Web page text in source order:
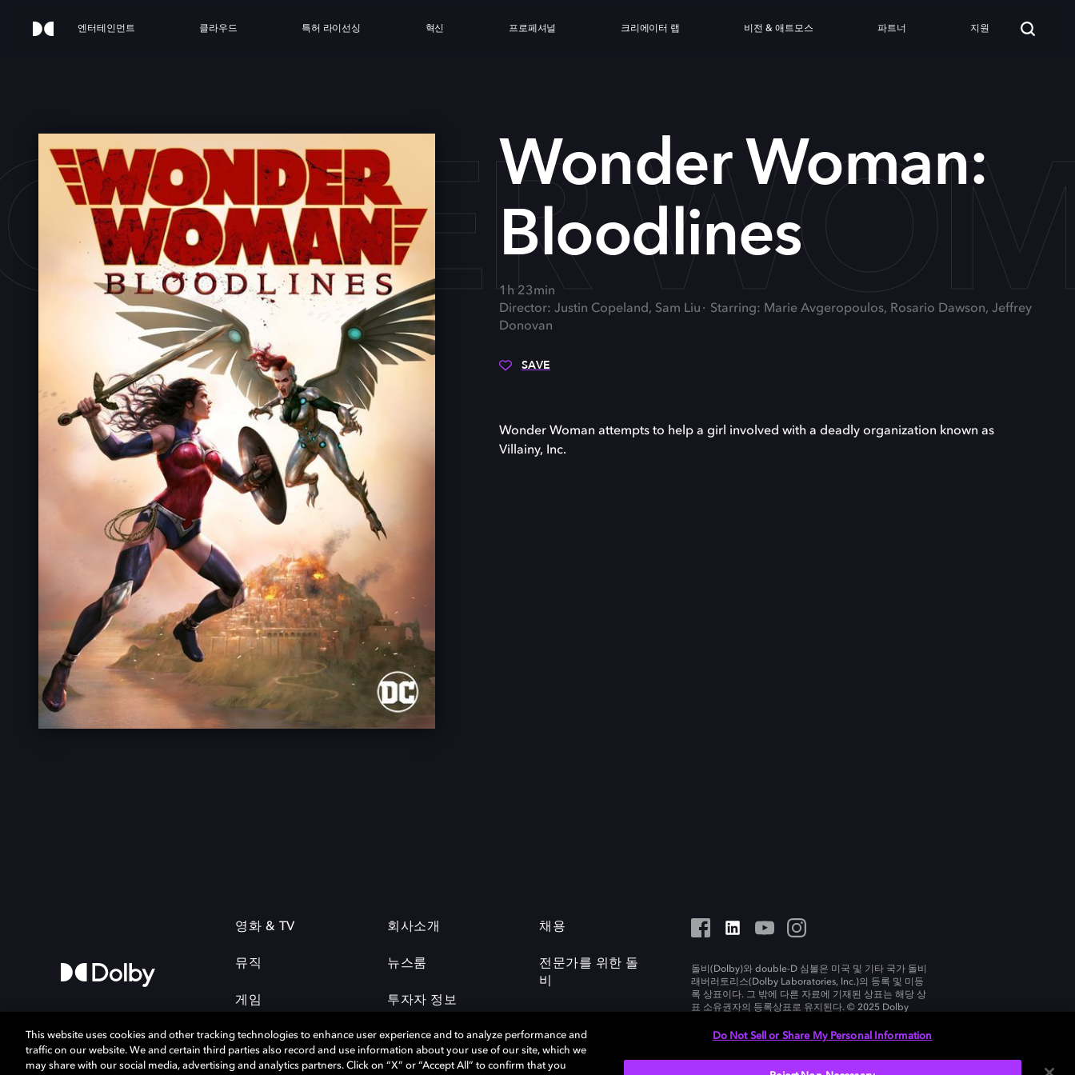
엔터테인먼트 클라우드 특허 라이선싱 혁신 프로페셔널 크리에이터 랩 비전 & 애트모스 파트너 지원
Wonder Woman:
Bloodlines
1h 23min
Director: Justin Copeland, Sam Liu
Starring: Marie Avgeropoulos, Rosario Dawson, Jeffrey
Donovan
SAVE
Wonder Woman attempts to help a girl involved with a deadly organization known as
Villainy, Inc.
영화 & TV
뮤직
게임
회사소개
뉴스룸
투자자 정보
채용
전문가를 위한 돌
비
돌비(Dolby)와 double-D 심볼은 미국 및 기타 국가 돌비
래버러토리스(Dolby Laboratories, Inc.)의 등록 및 미등
록 상표이다. 그 밖에 다른 자료에 기재된 상표는 해당 상
표 소유권자의 등록상표로 유지된다. © 2025 Dolby
This website uses cookies and other tracking technologies to enhance user experience and to analyze performance and
traffic on our website. We and certain third parties also record and use information about your use of our site, which we
may share with our social media, advertising and analytics partners. Click on “X” or “Accept All” to confirm that you
Do Not Sell or Share My Personal Information